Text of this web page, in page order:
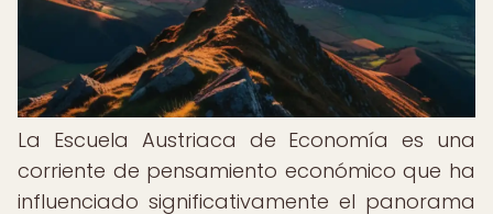
La Escuela Austriaca de Economía es una
corriente de pensamiento económico que ha
influenciado significativamente el panorama